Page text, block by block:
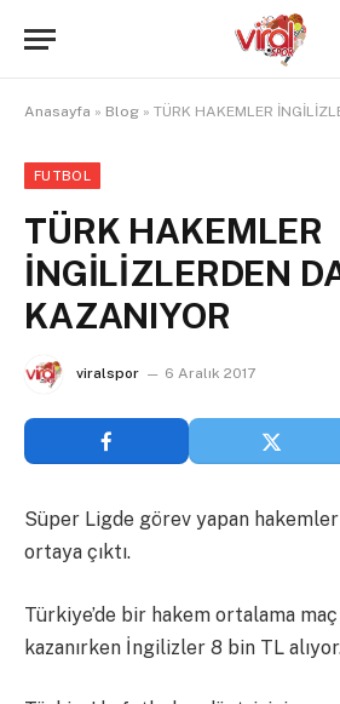
Anasayfa » Blog » TÜRK HAKEMLER
FUTBOL
TÜRK HAKEMLER
İNGİLİZLERDEN
KAZANIYOR
viralspor 6 Aralık 2017
Süper Ligde görev yapan
ortaya çıktı.
Türkiye’de bir hakem ortalama maç
kazanırken İngilizler 8 bin TL